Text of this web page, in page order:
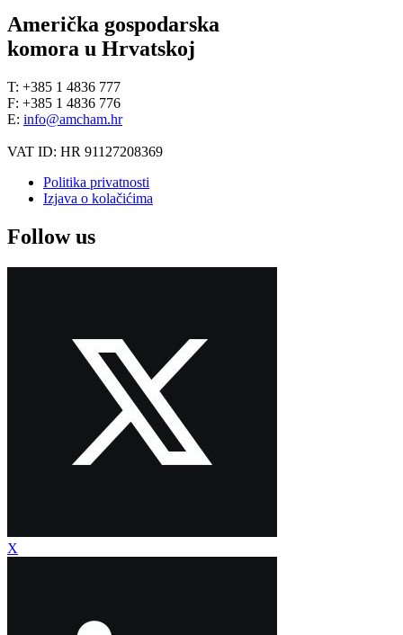
Američka gospodarska
komora u Hrvatskoj
T: +385 1 4836 777
F: +385 1 4836 776
E: info@amcham.hr
VAT ID: HR 91127208369
Politika privatnosti
Izjava o kolačićima
Follow us
X